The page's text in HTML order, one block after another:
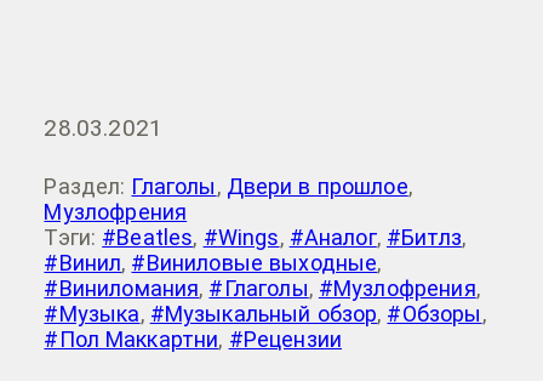
28.03.2021
Раздел: Глаголы, Двери в прошлое,
Музлофрения
Тэги: #Beatles, #Wings, #Аналог, #Битлз,
#Винил, #Виниловые выходные,
#Виниломания, #Глаголы, #Музлофрения,
#Музыка, #Музыкальный обзор, #Обзоры,
#Пол Маккартни, #Рецензии